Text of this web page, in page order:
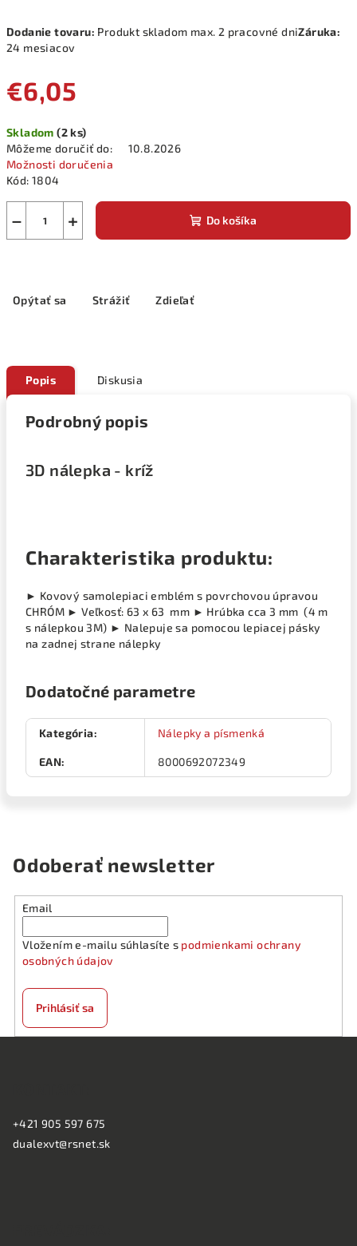
Dodanie tovaru: Produkt skladom max. 2 pracovné dniZáruka:
24 mesiacov
€6,05
cena:
Skladom(2 ks)
Môžeme doručiť do:
10.8.2026
Možnosti doručenia
Kód: 1804
+
− Do košíka
Opýtať sa Strážiť Zdieľať
Popis Diskusia
Podrobný popis
3D nálepka - kríž
Charakteristika produktu:
► Kovový samolepiaci emblém s povrchovou úpravou
CHRÓM ► Veľkosť: 63 x 63 mm ► Hrúbka cca 3 mm (4 m
s nálepkou 3M) ► Nalepuje sa pomocou lepiacej pásky
na zadnej strane nálepky
Dodatočné parametre
Kategória: Nálepky a písmenká
EAN: 8000692072349
Odoberať newsletter
Email
Vložením e-mailu súhlasíte s podmienkami ochrany
osobných údajov
Prihlásiť sa
+421 905 597 675
dualexvt@rsnet.sk